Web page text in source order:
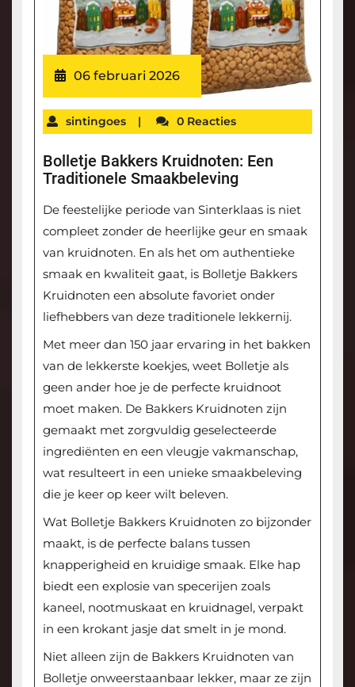
06 februari 2026
sintingoes | 0 Reacties
Bolletje Bakkers Kruidnoten: Een
Traditionele Smaakbeleving
De feestelijke periode van Sinterklaas is niet
compleet zonder de heerlijke geur en smaak
van kruidnoten. En als het om authentieke
smaak en kwaliteit gaat, is Bolletje Bakkers
Kruidnoten een absolute favoriet onder
liefhebbers van deze traditionele lekkernij.
Met meer dan 150 jaar ervaring in het bakken
van de lekkerste koekjes, weet Bolletje als
geen ander hoe je de perfecte kruidnoot
moet maken. De Bakkers Kruidnoten zijn
gemaakt met zorgvuldig geselecteerde
ingrediënten en een vleugje vakmanschap,
wat resulteert in een unieke smaakbeleving
die je keer op keer wilt beleven.
Wat Bolletje Bakkers Kruidnoten zo bijzonder
maakt, is de perfecte balans tussen
knapperigheid en kruidige smaak. Elke hap
biedt een explosie van specerijen zoals
kaneel, nootmuskaat en kruidnagel, verpakt
in een krokant jasje dat smelt in je mond.
Niet alleen zijn de Bakkers Kruidnoten van
Bolletje onweerstaanbaar lekker, maar ze zijn